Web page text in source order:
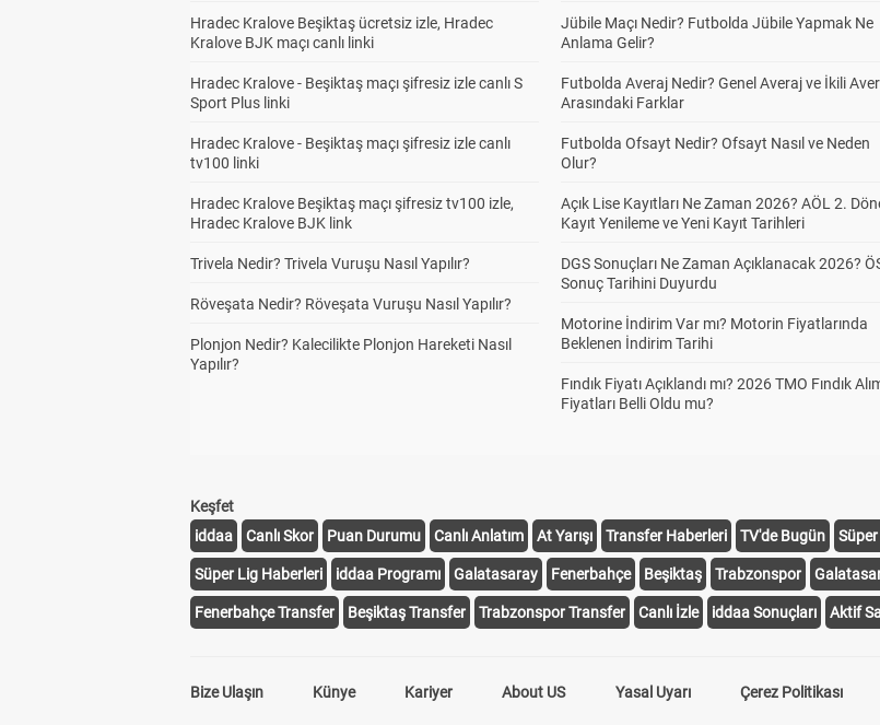
Hradec Kralove Beşiktaş ücretsiz izle, Hradec
Kralove BJK maçı canlı linki
Hradec Kralove - Beşiktaş maçı şifresiz izle canlı S
Sport Plus linki
Hradec Kralove - Beşiktaş maçı şifresiz izle canlı
tv100 linki
Hradec Kralove Beşiktaş maçı şifresiz tv100 izle,
Hradec Kralove BJK link
Trivela Nedir? Trivela Vuruşu Nasıl Yapılır?
Röveşata Nedir? Röveşata Vuruşu Nasıl Yapılır?
Plonjon Nedir? Kalecilikte Plonjon Hareketi Nasıl
Yapılır?
Jübile Maçı Nedir? Futbolda Jübile Yapmak Ne
Anlama Gelir?
Futbolda Averaj Nedir? Genel Averaj ve İkili
Arasındaki Farklar
Futbolda Ofsayt Nedir? Ofsayt Nasıl ve Neden
Olur?
Açık Lise Kayıtları Ne Zaman 2026? AÖL 2.
Kayıt Yenileme ve Yeni Kayıt Tarihleri
DGS Sonuçları Ne Zaman Açıklanacak 2026?
Sonuç Tarihini Duyurdu
Motorine İndirim Var mı? Motorin Fiyatlarında
Beklenen İndirim Tarihi
Fındık Fiyatı Açıklandı mı? 2026 TMO Fındık
Fiyatları Belli Oldu mu?
Keşfet
iddaa
Canlı Skor Puan Durumu Canlı Anlatım At Yarışı Transfer Haberleri TV'de Bugün
Süper Lig Haberleri iddaa Programı Galatasaray Fenerbahçe Beşiktaş Trabzonspor
Fenerbahçe Transfer Beşiktaş Transfer Trabzonspor Transfer Canlı İzle iddaa Sonuçları Aktif
Bize Ulaşın Künye Kariyer About US Yasal Uyarı Çerez Politikası